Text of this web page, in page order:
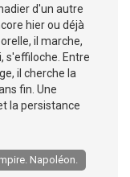
d'un autre
hier ou déjà
il marche,
s'effiloche. Entre
il cherche la
fin. Une
la persistance
Napoléon.